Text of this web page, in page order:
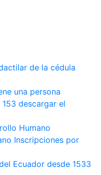
de la cédula
una persona
153 descargar el
Humano
Inscripciones por
Ecuador desde 1533